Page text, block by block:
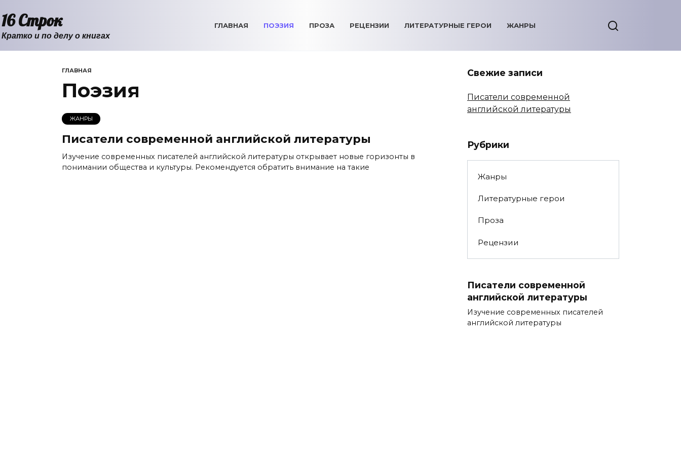
к
содержанию
16 Строк
Кратко и по делу о книгах
ГЛАВНАЯ ПОЭЗИЯ ПРОЗА РЕЦЕНЗИИ ЛИТЕРАТУРНЫЕ ГЕРОИ ЖАНРЫ
ГЛАВНАЯ
Поэзия
ЖАНРЫ
Писатели современной английской литературы
Изучение современных писателей английской литературы открывает новые горизонты в
понимании общества и культуры. Рекомендуется обратить внимание на такие
Свежие записи
Писатели современной
английской литературы
Рубрики
Жанры
Литературные герои
Проза
Рецензии
Писатели современной
английской литературы
Изучение современных писателей
английской литературы